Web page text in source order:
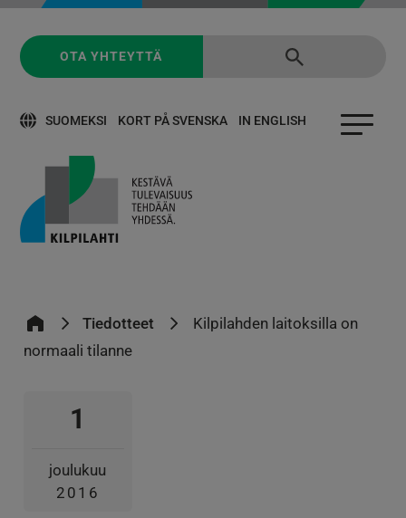
SUOMEKSI KORT PÅ SVENSKA IN ENGLISH
OTA YHTEYTTÄ
Tiedotteet
Kilpilahden laitoksilla on
normaali tilanne
1
joulukuu
2016